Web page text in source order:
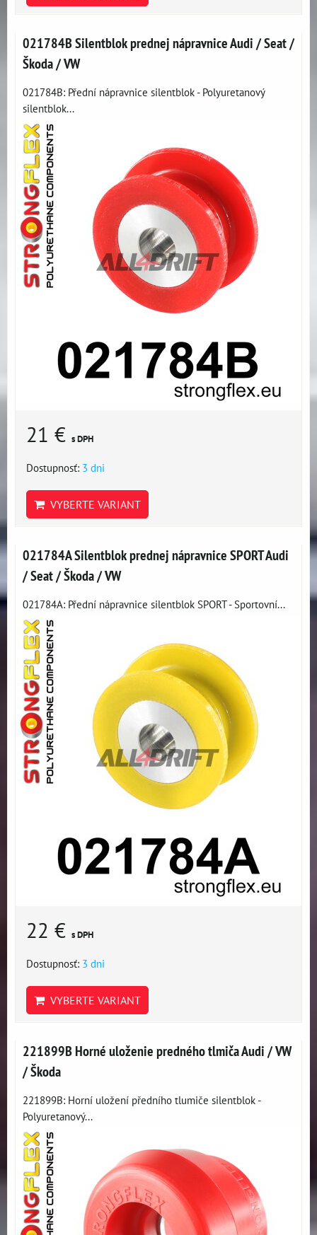
021784B Silentblok prednej nápravnice Audi / Seat /
Škoda / VW
021784B: Přední nápravnice silentblok - Polyuretanový
silentblok...
21 € s DPH
Dostupnosť: 3 dni
VYBERTE VARIANT
021784A Silentblok prednej nápravnice SPORT Audi
/ Seat / Škoda / VW
021784A: Přední nápravnice silentblok SPORT - Sportovní...
22 € s DPH
Dostupnosť: 3 dni
VYBERTE VARIANT
221899B Horné uloženie predného tlmiča Audi / VW
/ Škoda
221899B: Horní uložení předního tlumiče silentblok -
Polyuretanový...